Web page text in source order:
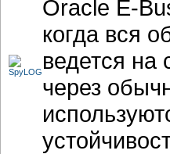
Oracle E-
когда вся
ведется на
через